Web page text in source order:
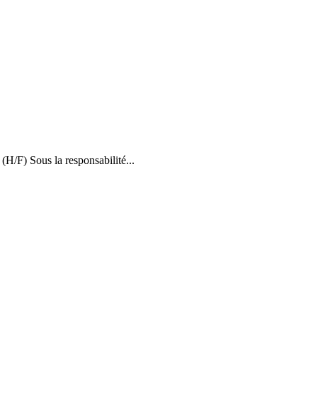
F) Sous la responsabilité...